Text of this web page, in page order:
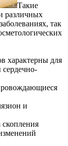
Такие
различных
так
характерны для
и
скопления